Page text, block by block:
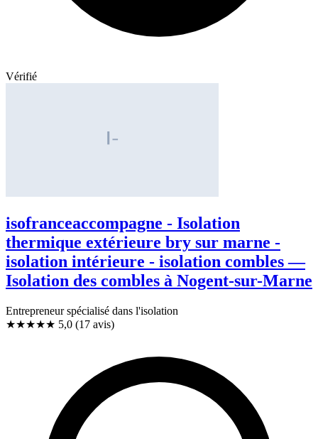
Vérifié
isofranceaccompagne - Isolation
thermique extérieure bry sur marne -
isolation intérieure - isolation combles —
Isolation des combles à Nogent-sur-Marne
Entrepreneur spécialisé dans l'isolation
★★★★★ 5,0 (17 avis)